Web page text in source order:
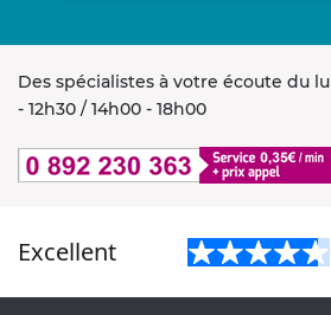
Des spécialistes à votre écoute du
- 12h30 / 14h00 - 18h00
Excellent